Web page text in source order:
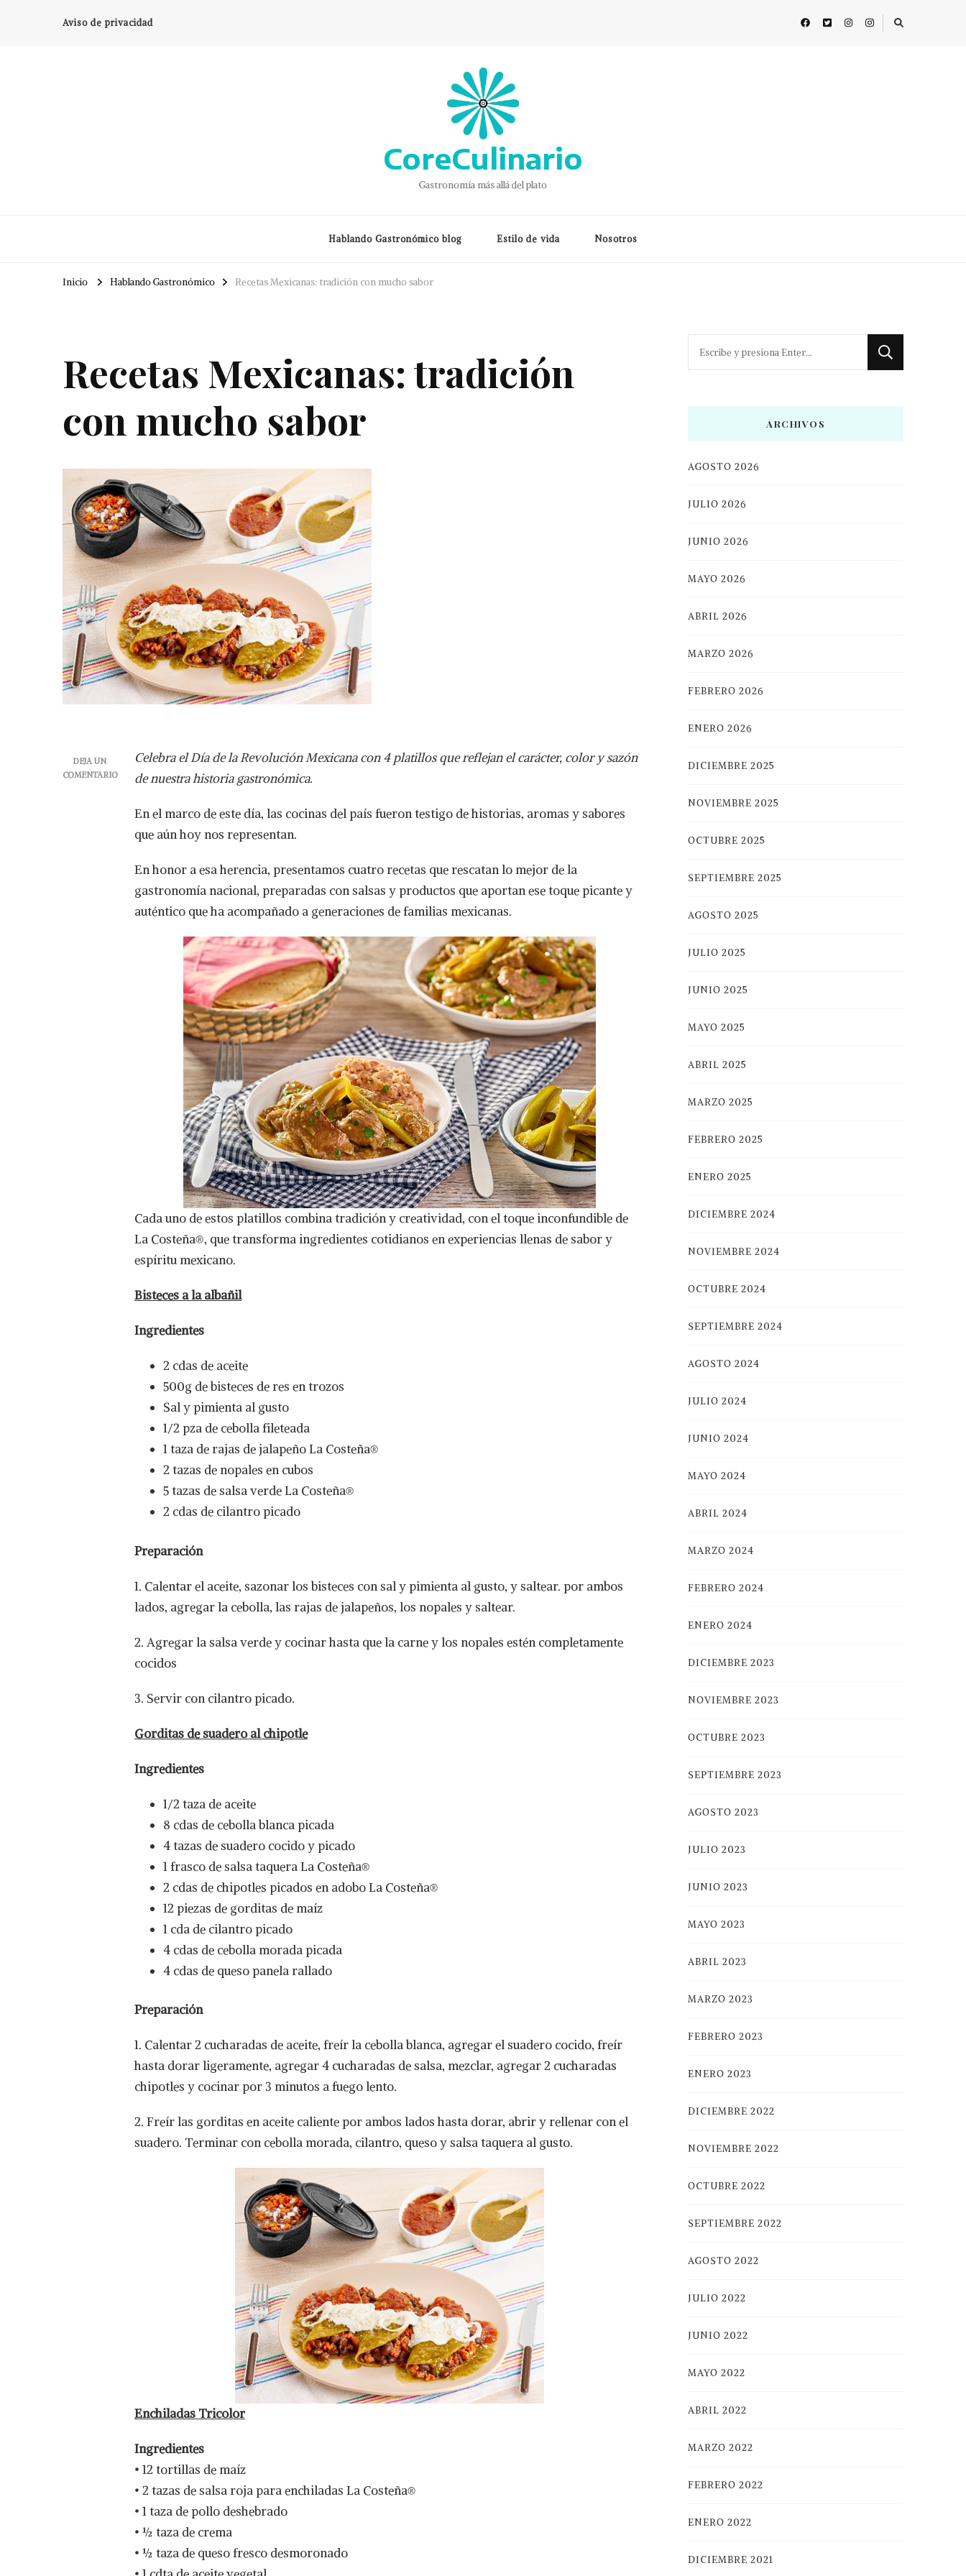
Aviso de privacidad
CoreCulinario
Gastronomía más allá del plato
Hablando Gastronómico blog Estilo de vida Nosotros
Inicio Hablando Gastronómico Recetas Mexicanas: tradición con mucho sabor
Recetas Mexicanas: tradición
con mucho sabor
DEJA UN
COMENTARIO
MEXICANAS:
Celebra el Día de la Revolución Mexicana con 4 platillos que reflejan el carácter, color y sazón
de nuestra historia gastronómica.
En el marco de este día, las cocinas del país fueron testigo de historias, aromas y sabores
que aún hoy nos representan.
En honor a esa herencia, presentamos cuatro recetas que rescatan lo mejor de la
gastronomía nacional, preparadas con salsas y productos que aportan ese toque picante y
auténtico que ha acompañado a generaciones de familias mexicanas.
Cada uno de estos platillos combina tradición y creatividad, con el toque inconfundible de
La Costeña®, que transforma ingredientes cotidianos en experiencias llenas de sabor y
espíritu mexicano.
Bisteces a la albañil
Ingredientes
2 cdas de aceite
500g de bisteces de res en trozos
Sal y pimienta al gusto
1/2 pza de cebolla fileteada
1 taza de rajas de jalapeño La Costeña®
2 tazas de nopales en cubos
5 tazas de salsa verde La Costeña®
2 cdas de cilantro picado
Preparación
1. Calentar el aceite, sazonar los bisteces con sal y pimienta al gusto, y saltear. por ambos
lados, agregar la cebolla, las rajas de jalapeños, los nopales y saltear.
2. Agregar la salsa verde y cocinar hasta que la carne y los nopales estén completamente
cocidos
3. Servir con cilantro picado.
Gorditas de suadero al chipotle
Ingredientes
1/2 taza de aceite
8 cdas de cebolla blanca picada
4 tazas de suadero cocido y picado
1 frasco de salsa taquera La Costeña®
2 cdas de chipotles picados en adobo La Costeña®
12 piezas de gorditas de maíz
1 cda de cilantro picado
4 cdas de cebolla morada picada
4 cdas de queso panela rallado
Preparación
1. Calentar 2 cucharadas de aceite, freír la cebolla blanca, agregar el suadero cocido, freír
hasta dorar ligeramente, agregar 4 cucharadas de salsa, mezclar, agregar 2 cucharadas
chipotles y cocinar por 3 minutos a fuego lento.
2. Freír las gorditas en aceite caliente por ambos lados hasta dorar, abrir y rellenar con el
suadero. Terminar con cebolla morada, cilantro, queso y salsa taquera al gusto.
Enchiladas Tricolor
Ingredientes
• 12 tortillas de maíz
• 2 tazas de salsa roja para enchiladas La Costeña®
• 1 taza de pollo deshebrado
• ½ taza de crema
• ½ taza de queso fresco desmoronado
¿Buscas
ARCHIVOS
AGOSTO 2026
JULIO 2026
JUNIO 2026
MAYO 2026
ABRIL 2026
MARZO 2026
FEBRERO 2026
ENERO 2026
DICIEMBRE 2025
NOVIEMBRE 2025
OCTUBRE 2025
SEPTIEMBRE 2025
AGOSTO 2025
JULIO 2025
JUNIO 2025
MAYO 2025
ABRIL 2025
MARZO 2025
FEBRERO 2025
ENERO 2025
DICIEMBRE 2024
NOVIEMBRE 2024
OCTUBRE 2024
SEPTIEMBRE 2024
AGOSTO 2024
JULIO 2024
JUNIO 2024
MAYO 2024
ABRIL 2024
MARZO 2024
FEBRERO 2024
ENERO 2024
DICIEMBRE 2023
NOVIEMBRE 2023
OCTUBRE 2023
SEPTIEMBRE 2023
AGOSTO 2023
JULIO 2023
JUNIO 2023
MAYO 2023
ABRIL 2023
MARZO 2023
FEBRERO 2023
ENERO 2023
DICIEMBRE 2022
NOVIEMBRE 2022
OCTUBRE 2022
SEPTIEMBRE 2022
AGOSTO 2022
JULIO 2022
JUNIO 2022
MAYO 2022
ABRIL 2022
MARZO 2022
FEBRERO 2022
ENERO 2022
DICIEMBRE 2021